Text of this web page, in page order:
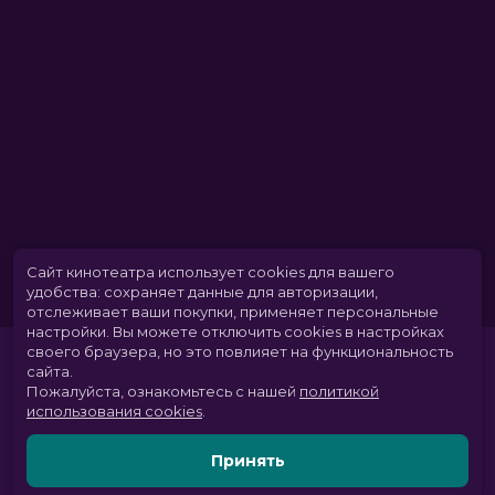
Сайт кинотеатра использует cookies для вашего
удобства: сохраняет данные для авторизации,
отслеживает ваши покупки, применяет персональные
настройки. Вы можете отключить cookies в настройках
своего браузера, но это повлияет на функциональность
сайта.
Пожалуйста, ознакомьтесь с нашей политикой
использования cookies
Принять